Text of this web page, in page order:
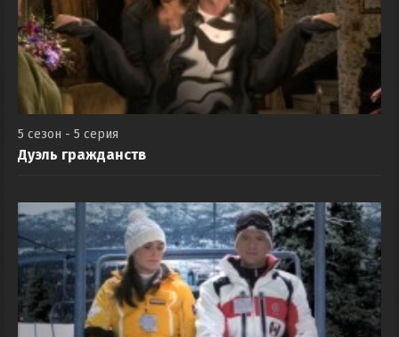
5 сезон - 5 серия